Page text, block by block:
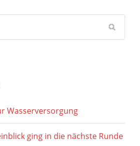
Wasserversorgung
ging in die nächste Runde